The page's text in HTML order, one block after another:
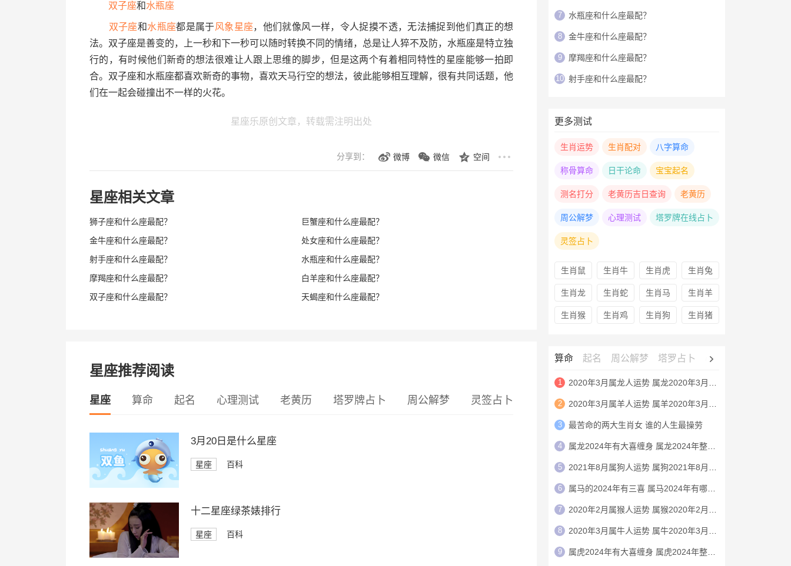
双子座和水瓶座
双子座和水瓶座都是属于风象星座，他们就像风一样，令人捉摸不透，无法捕捉到他们真正的想
法。双子座是善变的，上一秒和下一秒可以随时转换不同的情绪，总是让人猝不及防，水瓶座是特立独
行的，有时候他们新奇的想法很难让人跟上思维的脚步，但是这两个有着相同特性的星座能够一拍即
合。双子座和水瓶座都喜欢新奇的事物，喜欢天马行空的想法，彼此能够相互理解，很有共同话题，他
们在一起会碰撞出不一样的火花。
星座乐原创文章，转载需注明出处
分享到： 微博 微信 空间
星座相关文章
狮子座和什么座最配？
巨蟹座和什么座最配？
金牛座和什么座最配？
处女座和什么座最配？
射手座和什么座最配？
水瓶座和什么座最配？
摩羯座和什么座最配？
白羊座和什么座最配？
双子座和什么座最配？
天蝎座和什么座最配？
星座推荐阅读
星座 算命 起名 心理测试 老黄历 塔罗牌占卜 周公解梦 灵签占卜
3月20日是什么星座
星座 百科
十二星座绿茶婊排行
星座 百科
7 水瓶座和什么座最配？
8 金牛座和什么座最配？
9 摩羯座和什么座最配？
10 射手座和什么座最配？
更多测试
生肖运势 生肖配对 八字算命
称骨算命 日干论命 宝宝起名
测名打分 老黄历吉日查询 老黄历
周公解梦 心理测试 塔罗牌在线占卜
灵签占卜
生肖鼠 生肖牛 生肖虎 生肖兔
生肖龙 生肖蛇 生肖马 生肖羊
生肖猴 生肖鸡 生肖狗 生肖猪
算命 起名 周公解梦 塔罗占卜 心理测试
1 2020年3月属龙人运势 属龙2020年3月运程
2 2020年3月属羊人运势 属羊2020年3月运程
3 最苦命的两大生肖女 谁的人生最操劳
4 属龙2024年有大喜缠身 属龙2024年整体运势
5 2021年8月属狗人运势 属狗2021年8月运程
6 属马的2024年有三喜 属马2024年有哪三喜
7 2020年2月属猴人运势 属猴2020年2月运程
8 2020年3月属牛人运势 属牛2020年3月运程
9 属虎2024年有大喜缠身 属虎2024年整体运势